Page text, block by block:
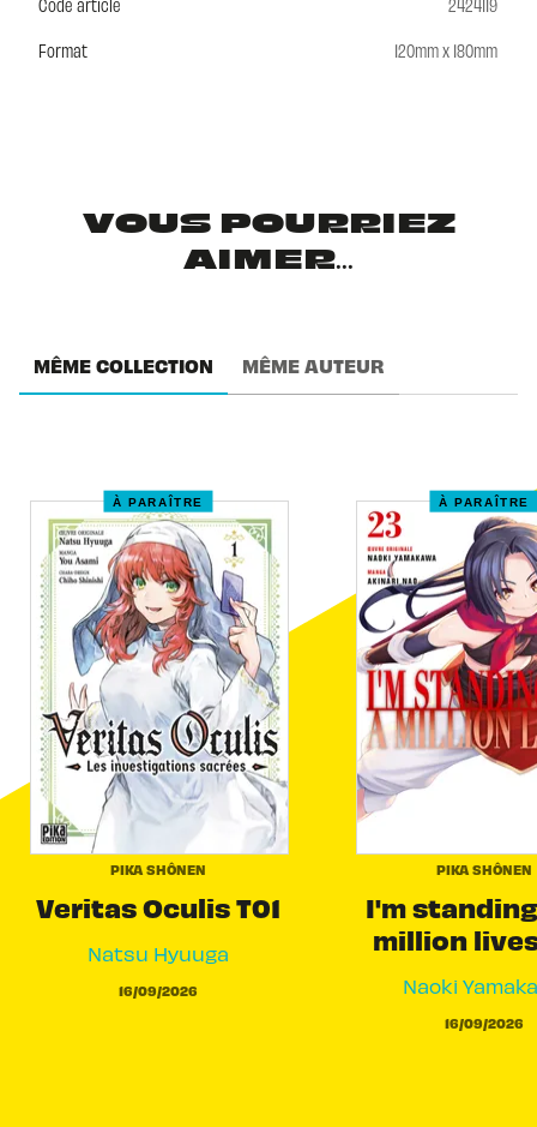
Format
120mm x 180mm
VOUS POURRIEZ
AIMER...
MÊME COLLECTION MÊME AUTEUR
À PARAÎTRE
PIKA SHÔNEN
Veritas Oculis T01
Natsu Hyuuga
16/09/2026
À PARAÎTRE
PIKA SHÔNEN
I'm
million
Naoki
16/09/2026